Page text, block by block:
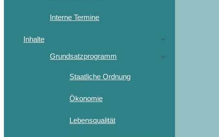
Interne Termine
Inhalte
Grundsatzprogramm
Staatliche Ordnung
Ökonomie
Lebensqualität